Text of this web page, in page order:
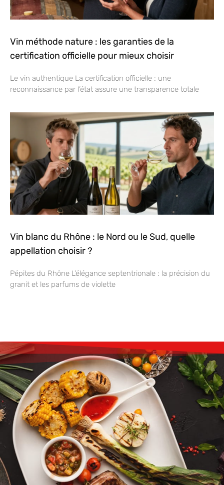
Vin méthode nature : les garanties de la
certification officielle pour mieux choisir
Le vin authentique La certification officielle : une
reconnaissance par l’état assure une transparence totale
Vin blanc du Rhône : le Nord ou le Sud, quelle
appellation choisir ?
Pépites du Rhône L’élégance septentrionale : la précision du
granit et les parfums de violette